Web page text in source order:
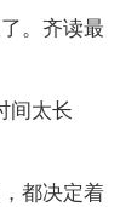
。齐读最
太长
都决定着